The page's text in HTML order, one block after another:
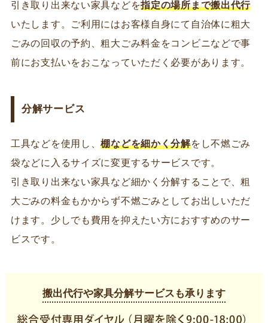
引き取り出来ない家具などを指定の場所まで搬出代行
いたします。ご利用にはお客様自身にて自治体に粗大
ごみの回収の予約、粗大ごみ料金をコンビニなどで事
前にお支払いをおこなっていただく必要があります。
分解サービス
工具などを使用し、棚などを細かく分解をし不燃ごみ
袋などに入るサイズに変更するサービスです。
引き取り出来ない家具など細かく分解することで、粗
大ごみの料金もかからず不燃ごみとしてお出しいただ
けます。少しでも費用を抑えたい方におすすめのサー
ビスです。
搬出代行や家具分解サービスも承ります